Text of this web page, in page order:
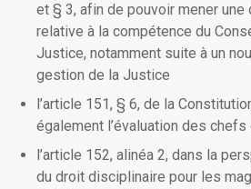
et § 3, afin de pouvoir mener
relative à la compétence du
Justice, notamment suite à un
gestion de la Justice
l’article 151, § 6, de la
également l’évaluation des
l’article 152, alinéa 2, dans la
du droit disciplinaire pour les